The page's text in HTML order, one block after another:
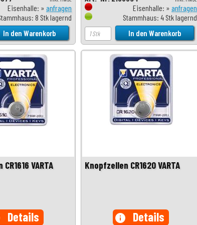
Eisenhalle: » anfragen
8 Stk lagernd
Eisenhalle: » anfragen
Stammhaus: 4 Stk lagernd
VARTA
Details
Knopfzellen CR1620 VARTA
info Details